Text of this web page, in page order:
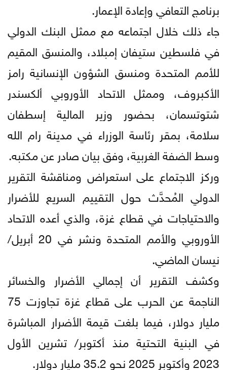
برنامج التعافي وإعادة الإعمار.
جاء ذلك خلال اجتماعه مع ممثل البنك الدولي
في فلسطين ستيفان إمبلاد، والمنسق المقيم
للأمم المتحدة ومنسق الشؤون الإنسانية رامز
الأكبروف، وممثل الاتحاد الأوروبي ألكسندر
شتوتسمان، بحضور وزير المالية إسطفان
سلامة، بمقر رئاسة الوزراء في مدينة رام الله
وسط الضفة الغربية، وفق بيان صادر عن مكتبه.
وركز الاجتماع على استعراض ومناقشة التقرير
الدولي المُحدَّث حول التقييم السريع للأضرار
والاحتياجات في قطاع غزة، والذي أعده الاتحاد
الأوروبي والأمم المتحدة ونشر في 20 أبريل/
نيسان الماضي.
وكشف التقرير أن إجمالي الأضرار والخسائر
الناجمة عن الحرب على قطاع غزة تجاوزت 75
مليار دولار، فيما بلغت قيمة الأضرار المباشرة
في البنية التحتية منذ أكتوبر/ تشرين الأول
2023 وأكتوبر 2025 نحو 35.2 مليار دولار.